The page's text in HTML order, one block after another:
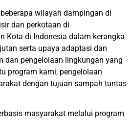
wilayah dampingan di
dan perkotaan di
Kota di Indonesia dalam kerangka
serta upaya adaptasi dan
dan pengelolaan lingkungan yang
program kami, pengelolaan
dengan tujuan sampah tuntas
masyarakat melalui program